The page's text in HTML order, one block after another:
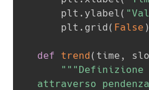
    plt
. ylabel(
    plt
. grid ( False )
def trend( time ,
"""Definizione
attraverso